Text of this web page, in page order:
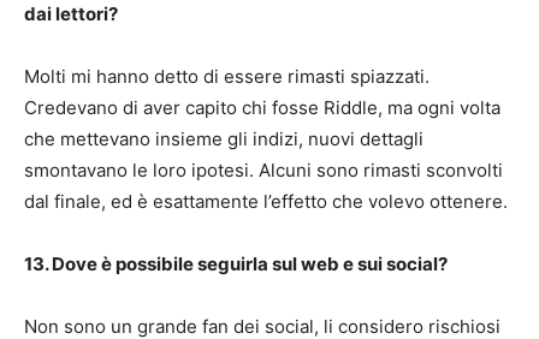
dai lettori?
Molti mi hanno detto di essere rimasti spiazzati.
Credevano di aver capito chi fosse Riddle, ma ogni volta
che mettevano insieme gli indizi, nuovi dettagli
smontavano le loro ipotesi. Alcuni sono rimasti sconvolti
dal finale, ed è esattamente l’effetto che volevo ottenere.
13. Dove è possibile seguirla sul web e sui social?
Non sono un grande fan dei social, li considero rischiosi